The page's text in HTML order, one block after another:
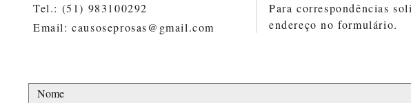
Tel.: (51) 983100292
Email: causoseprosas@gmail.com
Para correspondências
endereço no formulário.